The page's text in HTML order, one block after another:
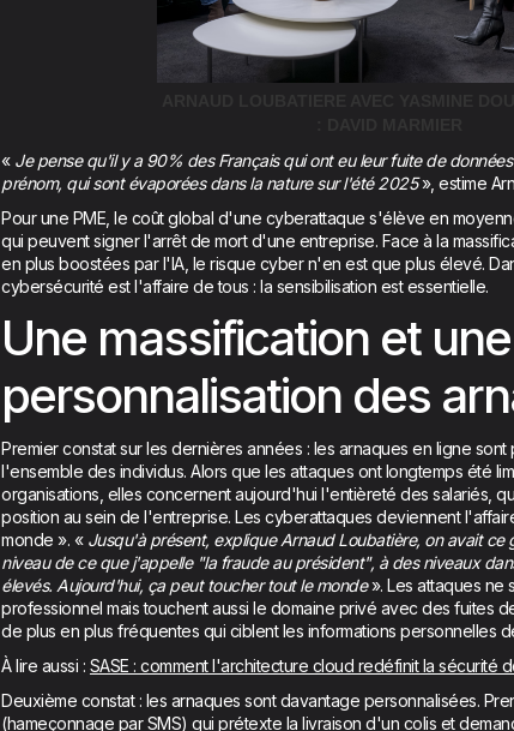
« Je pense qu'il y a 90% des Français qui ont eu leur fuite de
prénom, qui sont évaporées dans la nature sur l'été 2025», estime
Pour une PME, le coût global d'une cyberattaque s'élève en
qui peuvent signer l'arrêt de mort d'une entreprise. Face à la
en plus boostées par l'IA, le risque cyber n'en est que plus élevé.
cybersécurité est l'affaire de tous : la sensibilisation est essentielle.
Une massification et une
personnalisation des
Premier constat sur les dernières années : les arnaques en ligne
l'ensemble des individus. Alors que les attaques ont longtemps été
organisations, elles concernent aujourd'hui l'entièreté des salariés,
position au sein de l'entreprise. Les cyberattaques deviennent
monde ». « Jusqu'à présent, explique Arnaud Loubatière, on avait ce
niveau de ce que j'appelle "la fraude au président", à des niveaux
élevés. Aujourd'hui, ça peut toucher tout le monde». Les attaques ne
professionnel mais touchent aussi le domaine privé avec des fuites
de plus en plus fréquentes qui ciblent les informations personnelles
À lire aussi : SASE : comment l'architecture cloud redéfinit la sécurité
Deuxième constat : les arnaques sont davantage personnalisées.
(hameçonnage par SMS) qui prétexte la livraison d'un colis et